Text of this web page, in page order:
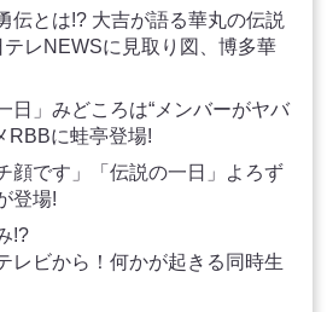
伝とは!? 大吉が語る華丸の伝説
レNEWSに見取り図、博多華
日」みどころは“メンバーがヤバ
RBBに蛙亭登場!
顔です」「伝説の一日」よろず
登場!
!?
レビから！何かが起きる同時生